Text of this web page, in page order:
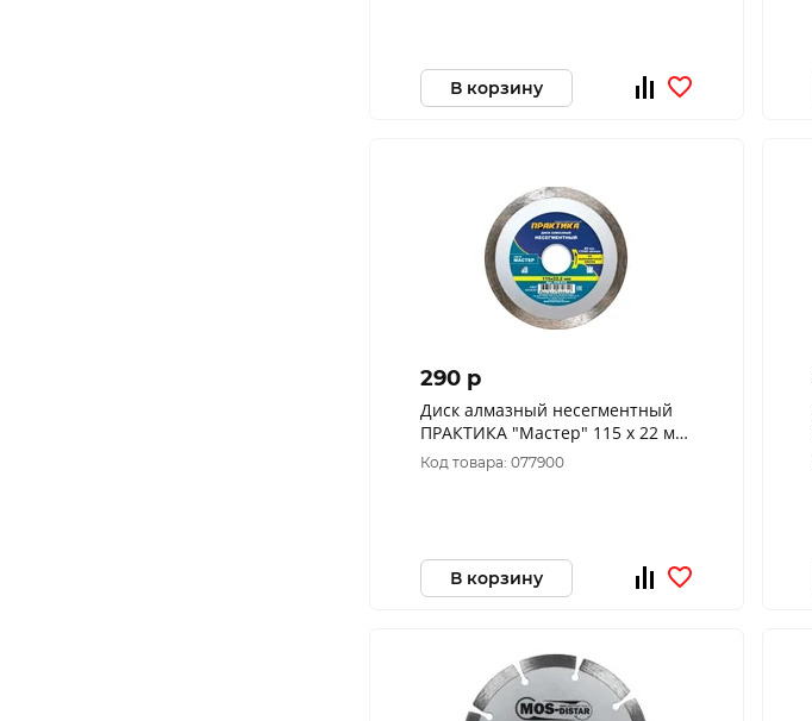
В корзину
290 p
Диск алмазный несегментный
ПРАКТИКА "Мастер" 115 х 22 мм
(1 шт.) коробка 030-610
Код товара: 077900
В корзину